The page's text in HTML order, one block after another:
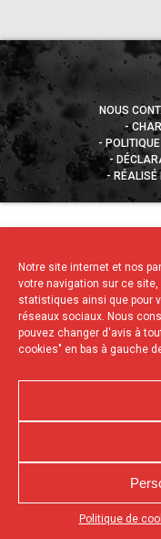
Notre site internet et nos
votre navigation sur ce
statistiques ainsi que pour
réseaux sociaux. Nous
pouvez changer d'avis à
cookies" en bas à gauche
Politique de
Appuyez sur le bouton
NOUS
RÉALISÉ